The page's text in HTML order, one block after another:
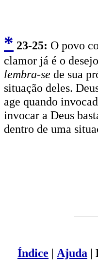
* 23-25: O povo
clamor já é o
lembra-se de sua
situação deles.
age quando
invocar a Deus
dentro de uma
Índice | Ajuda |